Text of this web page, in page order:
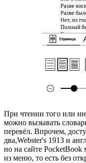
При чтении того или
можно вызывать
перевёл. Впрочем,
два,Webster's 1913 и
но на сайте
из меню, то есть без